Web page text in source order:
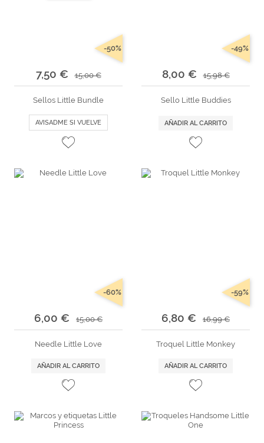
7,50 € 15,00 €
-50%
Sellos Little Bundle
AVISADME SI VUELVE
8,00 € 15,98 €
-49%
Sello Little Buddies
AÑADIR AL CARRITO
6,00 € 15,00 €
-60%
Needle Little Love
AÑADIR AL CARRITO
6,80 € 16,99 €
-59%
Troquel Little Monkey
AÑADIR AL CARRITO